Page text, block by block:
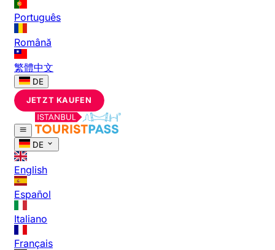
Português
Română
繁體中文
DE
JETZT KAUFEN
DE
English
Español
Italiano
Français